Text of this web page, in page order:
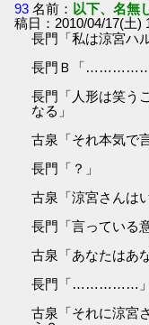
93 名前： 以下、名無
稿日：2010/04/17(土)
長門「私は涼宮ハ
長門Ｂ「……………
長門「人形は笑う
なる」
古泉「それ本気で
長門「？」
古泉「涼宮さんは
長門「言っている
古泉「あなたはあ
長門「……………」
古泉「それに涼宮